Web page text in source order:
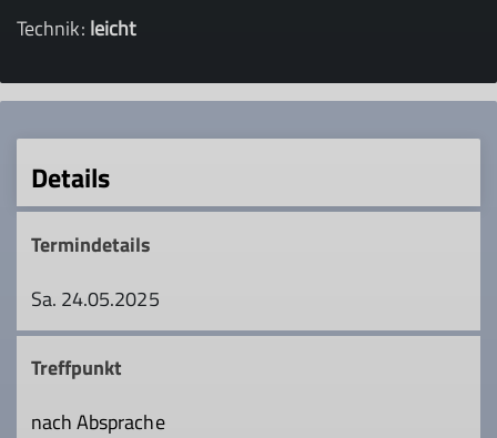
Technik: leicht
Details
Termindetails
Sa. 24.05.2025
Treffpunkt
nach Absprache